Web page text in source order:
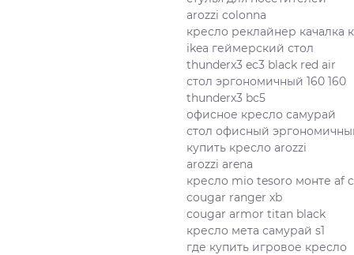
arozzi colonna
кресло реклайнер качалка
ikea геймерский стол
thunderx3 ec3 black red air
стол эргономичный 160 160
thunderx3 bc5
офисное кресло самурай
стол офисный
купить кресло arozzi
arozzi arena
кресло mio tesoro монте af
cougar ranger xb
cougar armor titan black
кресло мета самурай s1
где купить игровое кресло